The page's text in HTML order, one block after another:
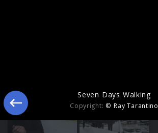
Seven Days Walking
Copyright: © Ray Tarantino